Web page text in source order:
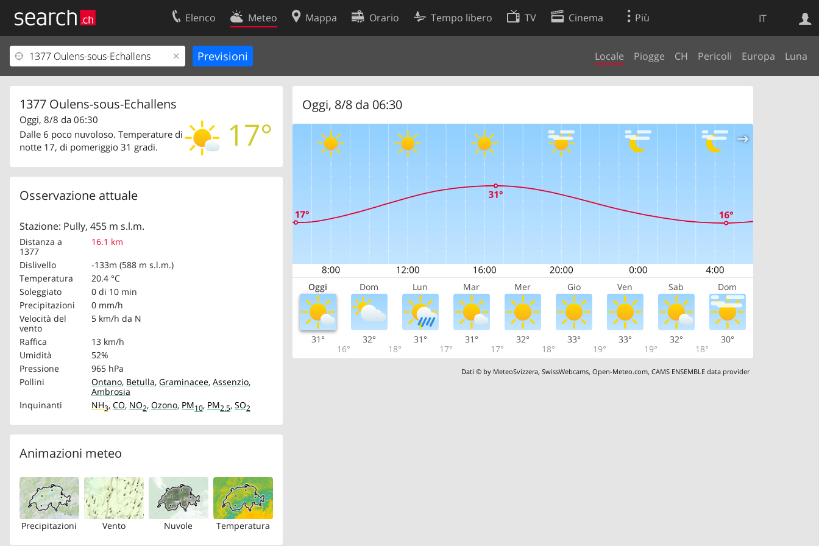
IT
Elenco Meteo Mappa Orario Tempo libero TV Cinema Più
Locale Piogge CH Pericoli Europa Luna
1377 Oulens-sous-Echallens
17°
Oggi, 8/8 da 06:30
Dalle 6 poco nuvoloso. Temperature di
notte 17, di pomeriggio 31 gradi.
Osservazione attuale
Stazione: Pully, 455 m s.l.m.
Distanza a
1377
16.1 km
Dislivello
-133m (588 m s.l.m.)
Temperatura
20.4 °C
Soleggiato
0 di 10 min
Precipitazioni
0 mm/h
Velocità del
vento
5 km/h da N
Raffica
13 km/h
Umidità
52%
Pressione
965 hPa
Pollini
Ontano, Betulla, Graminacee, Assenzio,
Ambrosia
Inquinanti
NH3, CO, NO2, Ozono, PM10, PM2.5, SO2
Animazioni meteo
Precipitazioni Vento Nuvole Temperatura
Oggi, 8/8 da 06:30
Oggi Dom Lun Mar Mer Gio Ven Sab Dom
31°
16°
32°
18°
31°
17°
31°
17°
32°
18°
33°
19°
33°
19°
32°
18°
30°
Dati © by MeteoSvizzera,SwissWebcams,Open-Meteo.com,CAMS ENSEMBLE data provider
Ricerca Web
Il vostro profolio
Area clienti
Informazioni Legali
Contatti
Condizioni d’uso
Preferenze cookie